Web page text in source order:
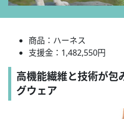
商品：ハーネス
支援金：1,482,550円
高機能繊維と技術が包
グウェア